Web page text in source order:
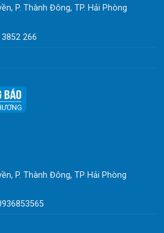
P. Thành Đông, TP. Hải Phòng
266
P. Thành Đông, TP Hải Phòng